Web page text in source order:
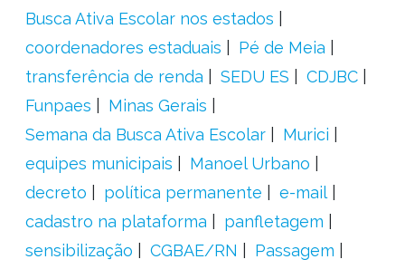
Busca Ativa Escolar nos estados
coordenadores estaduais
Pé de Meia
transferência de renda
SEDU ES
CDJBC
Funpaes
Minas Gerais
Semana da Busca Ativa Escolar
Murici
equipes municipais
Manoel Urbano
decreto
política permanente
e-mail
cadastro na plataforma
panfletagem
sensibilização
CGBAE/RN
Passagem